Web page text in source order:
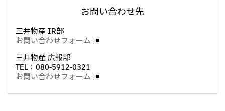
お問い合わせ先
三井物産 IR部
お問い合わせフォーム
三井物産 広報部
TEL：080-5912-0321
お問い合わせフォーム